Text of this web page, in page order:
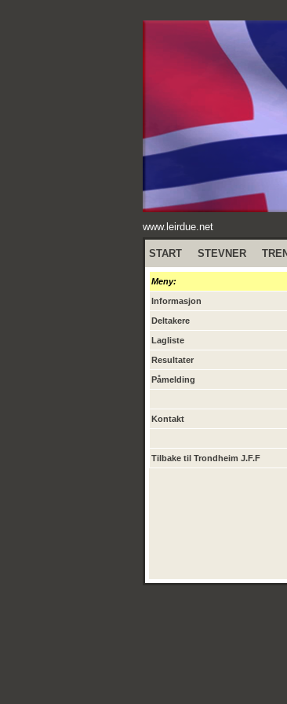
www.leirdue.net
START STEVNER
Meny:
Informasjon
Deltakere
Lagliste
Resultater
Påmelding
Kontakt
Tilbake til Trondheim J.F.F